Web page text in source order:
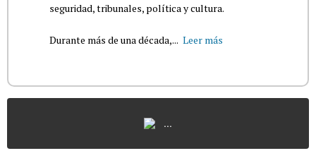
seguridad, tribunales, política y cultura.
Durante más de una década,... Leer más
...